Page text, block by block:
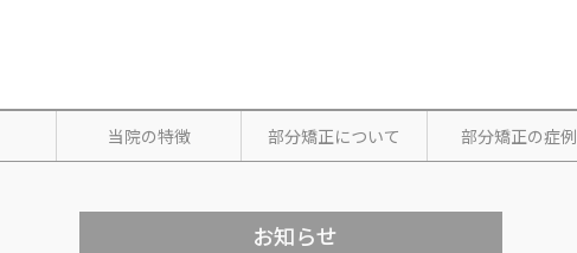
当院の特徴 部分矯正について 部分矯正の症例
お知らせ